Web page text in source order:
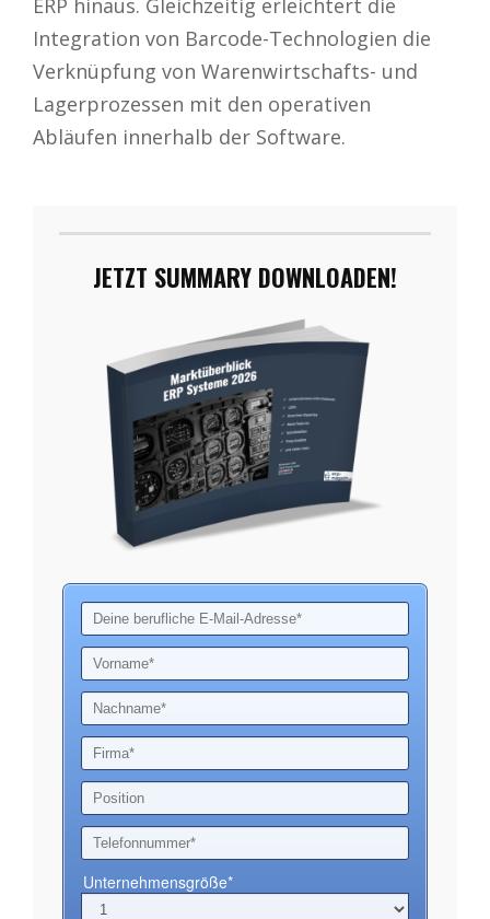
ERP hinaus. Gleichzeitig erleichtert die
Integration von Barcode-Technologien die
Verknüpfung von Warenwirtschafts- und
Lagerprozessen mit den operativen
Abläufen innerhalb der Software.
JETZT SUMMARY DOWNLOADEN!